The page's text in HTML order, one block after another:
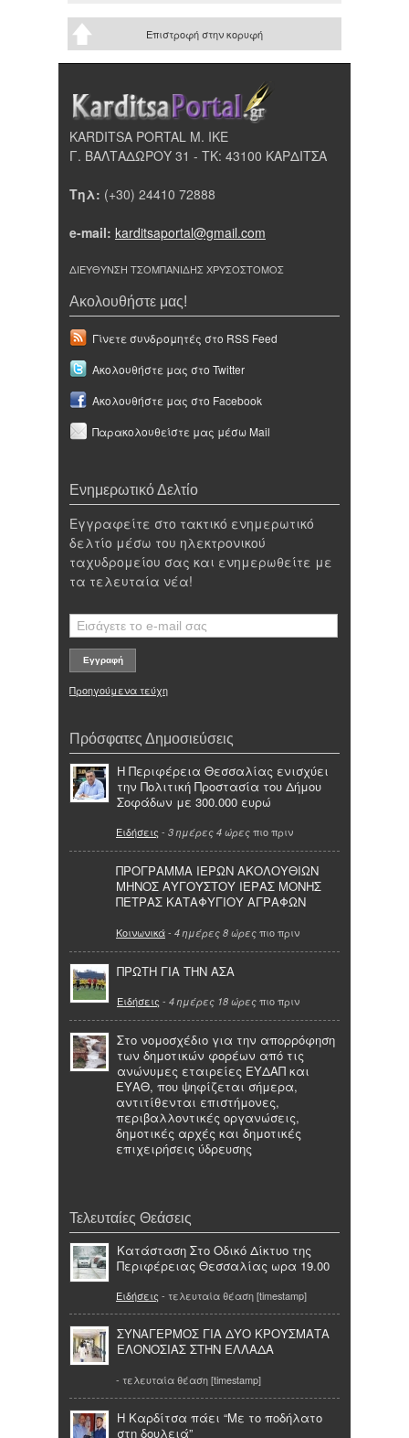
Επιστροφή στην κορυφή
KARDITSA PORTAL Μ. ΙΚΕ
Γ. ΒΑΛΤΑΔΩΡΟΥ 31 - ΤΚ: 43100 ΚΑΡΔΙΤΣΑ
Τηλ: (+30) 24410 72888
e-mail: karditsaportal@gmail.com
ΔΙΕΥΘΥΝΣΗ ΤΣΟΜΠΑΝΙΔΗΣ ΧΡΥΣΟΣΤΟΜΟΣ
Ακολουθήστε μας!
Γίνετε συνδρομητές στο RSS Feed
Ακολουθήστε μας στο Twitter
Ακολουθήστε μας στο Facebook
Παρακολουθείστε μας μέσω Mail
Ενημερωτικό Δελτίο
Εγγραφείτε στο τακτικό ενημερωτικό
δελτίο μέσω του ηλεκτρονικού
ταχυδρομείου σας και ενημερωθείτε με
τα τελευταία νέα!
Προηγούμενα τεύχη
Πρόσφατες Δημοσιεύσεις
Η Περιφέρεια Θεσσαλίας ενισχύει
την Πολιτική Προστασία του Δήμου
Σοφάδων με 300.000 ευρώ
Ειδήσεις - 3 ημέρες 4 ώρες πιο πριν
ΠΡΟΓΡΑΜΜΑ ΙΕΡΩΝ ΑΚΟΛΟΥΘΙΩΝ
ΜΗΝΟΣ ΑΥΓΟΥΣΤΟΥ ΙΕΡΑΣ ΜΟΝΗΣ
ΠΕΤΡΑΣ ΚΑΤΑΦΥΓΙΟΥ ΑΓΡΑΦΩΝ
Κοινωνικά- 4 ημέρες 8 ώρες πιο πριν
ΠΡΩΤΗ ΓΙΑ ΤΗΝ ΑΣΑ
Ειδήσεις - 4 ημέρες 18 ώρες πιο πριν
Στο νομοσχέδιο για την απορρόφηση
των δημοτικών φορέων από τις
ανώνυμες εταιρείες ΕΥΔΑΠ και
ΕΥΑΘ, που ψηφίζεται σήμερα,
αντιτίθενται επιστήμονες,
περιβαλλοντικές οργανώσεις,
δημοτικές αρχές και δημοτικές
επιχειρήσεις ύδρευσης
Τελευταίες Θεάσεις
Κατάσταση Στο Οδικό Δίκτυο της
Περιφέρειας Θεσσαλίας ωρα 19.00
Ειδήσεις - τελευταία θέαση [timestamp]
ΣΥΝΑΓΕΡΜΟΣ ΓΙΑ ΔΥΟ ΚΡΟΥΣΜΑΤΑ
ΕΛΟΝΟΣΙΑΣ ΣΤΗΝ ΕΛΛΑΔΑ
- τελευταία θέαση [timestamp]
Η Καρδίτσα πάει “Με το ποδήλατο
στη δουλειά”